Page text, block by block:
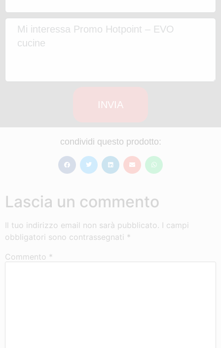
INVIA
condividi questo prodotto:
Lascia un commento
Il tuo indirizzo email non sarà pubblicato. I campi
obbligatori sono contrassegnati *
Commento *